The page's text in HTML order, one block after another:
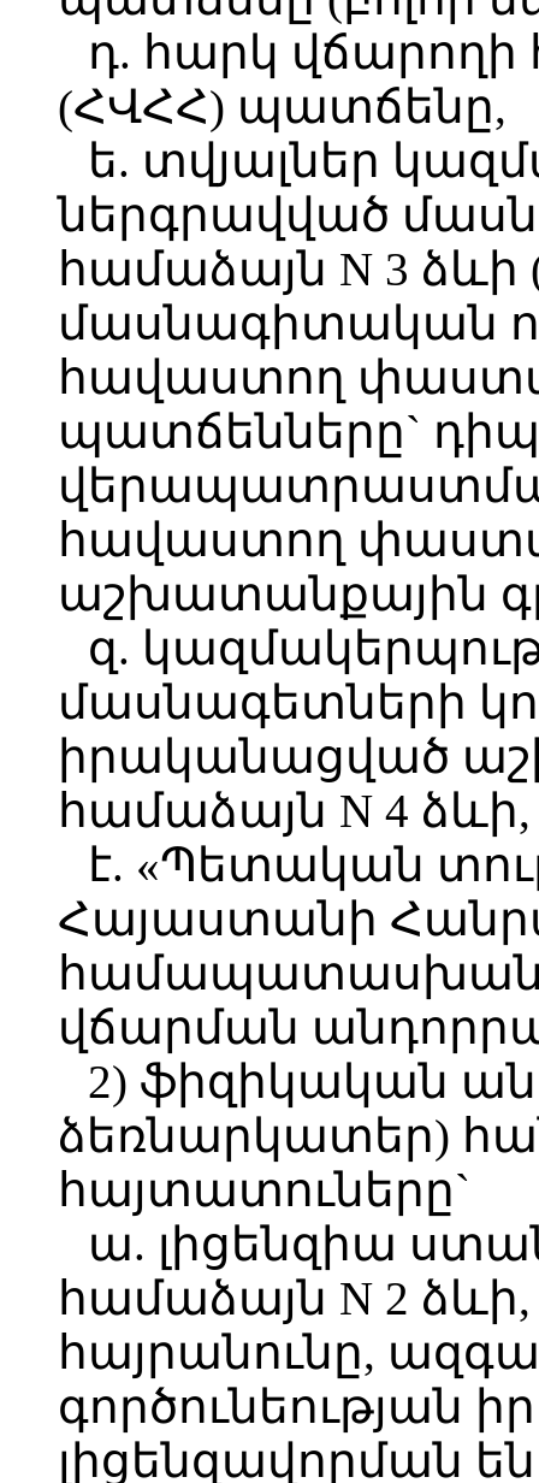
դ. հարկ
(ՀՎՀՀ) պատճենը,
ե. տվյալներ
ներգրավված
համաձայն N 3 ձևի
մասնագիտական
հավաստող
պատճենները`
հավաստող
աշխատանքային
զ.
մասնագետների
իրականացված
համաձայն N 4 ձևի,
է. «Պետական
Հայաստանի
համապատասխան
վճարման
2) ֆիզիկական
ձեռնարկատեր)
հայտատուները`
ա. լիցենզիա
համաձայն N 2 ձևի,
հայրանունը,
գործունեության
լիցենզավորման